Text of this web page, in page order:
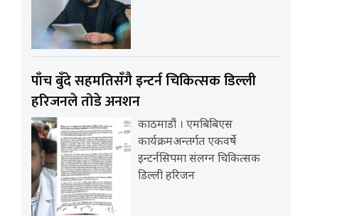
पाँच बुँदे सहमतिसँगै इन्टर्न चिकित्सक डिल्ली
हरिजनले तोडे अनशन
काठमाडौं । एमबिबिएस
कार्यक्रमअन्तर्गत एकवर्षे
इन्टर्नसिपमा संलग्न चिकित्सक
डिल्ली हरिजन